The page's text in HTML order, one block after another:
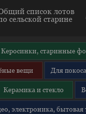
список лотов
сельской старине
Керосинки, старинные
вещи Для
Керамика и стекло
электроника, бытовая